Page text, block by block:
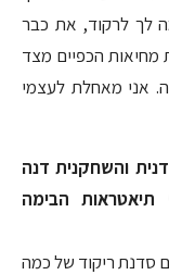
לך לרקוד, את כבר
הכפיים מצד
אני מאחלת לעצמי
והשחקנית דנה
תיאטראות הבימה
סדנת ריקוד של כמה